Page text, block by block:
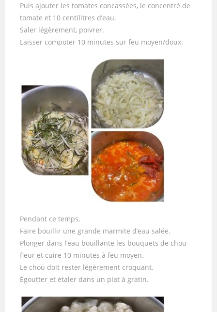
Puis ajouter les tomates concassées, le concentré de
tomate et 10 centilitres d’eau.
Saler légèrement, poivrer.
Laisser compoter 10 minutes sur feu moyen/doux.
Pendant ce temps,
Faire bouillir une grande marmite d’eau salée.
Plonger dans l’eau bouillante les bouquets de chou-
fleur et cuire 10 minutes à feu moyen.
Le chou doit rester légèrement croquant.
Égoutter et étaler dans un plat à gratin.